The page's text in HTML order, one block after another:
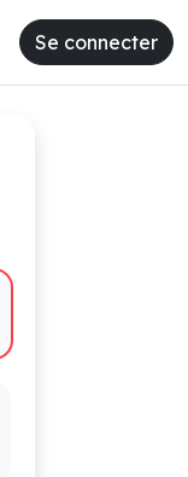
Se connecter